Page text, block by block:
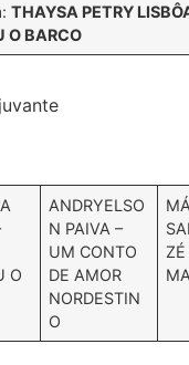
THAYSA PETRY
O BARCO
O
ANDRYELSO
N PAIVA –
UM CONTO
DE AMOR
NORDESTIN
O